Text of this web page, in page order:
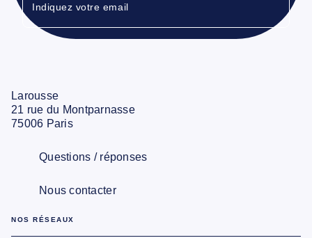
Indiquez votre email
Larousse
21 rue du Montparnasse
75006 Paris
Questions / réponses
Nous contacter
NOS RÉSEAUX